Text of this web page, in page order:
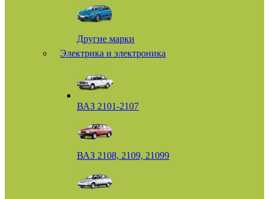
Другие марки
Электрика и электроника
ВАЗ 2101-2107
ВАЗ 2108, 2109, 21099